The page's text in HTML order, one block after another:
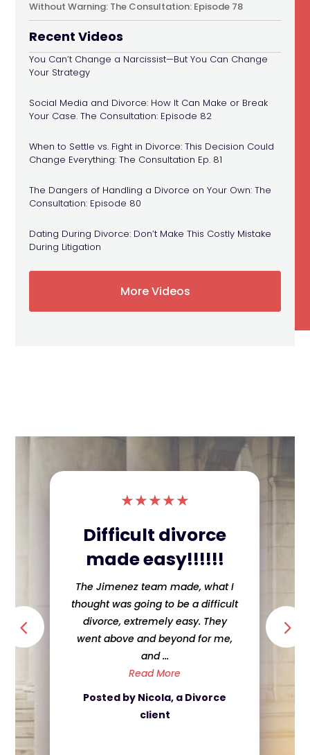
Without Warning: The Consultation: Episode 78
Recent Videos
You Can’t Change a Narcissist—But You Can Change
Your Strategy
Social Media and Divorce: How It Can Make or Break
Your Case. The Consultation: Episode 82
When to Settle vs. Fight in Divorce: This Decision Could
Change Everything: The Consultation Ep. 81
The Dangers of Handling a Divorce on Your Own: The
Consultation: Episode 80
Dating During Divorce: Don’t Make This Costly Mistake
During Litigation
More Videos
★★★
Sweet Lawyer and
she did a great
job!
informed with what was going on!
She was honest and up front
about my case even when if it
Read More
Posted by Caroline, a Criminal
Defense client